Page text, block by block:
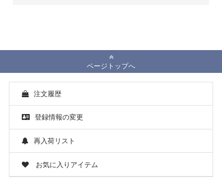
ページトップへ
注文履歴
登録情報の変更
再入荷リスト
お気に入りアイテム